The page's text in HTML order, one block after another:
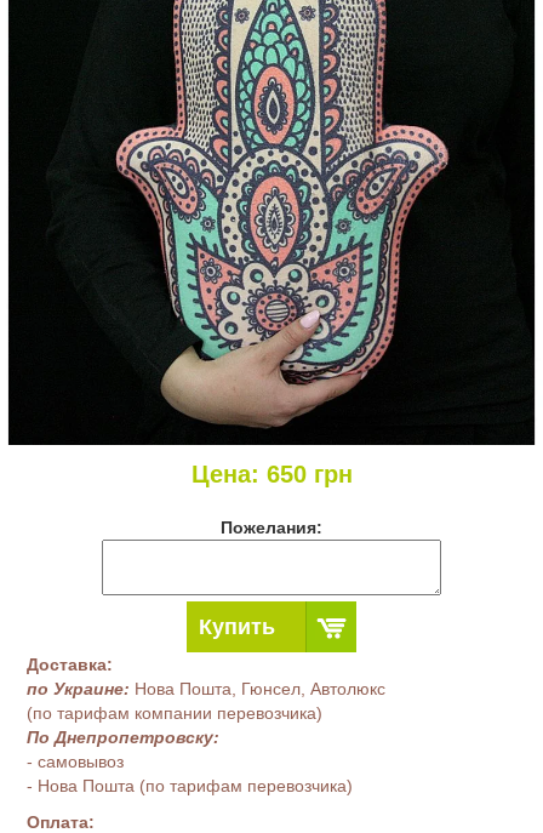
Цена: 650грн
Пожелания:
Купить
Доставка:
по Украине: Нова Пошта, Гюнсел, Автолюкс
(по тарифам компании перевозчика)
По Днепропетровску:
- самовывоз
- Нова Пошта (по тарифам перевозчика)
Оплата: